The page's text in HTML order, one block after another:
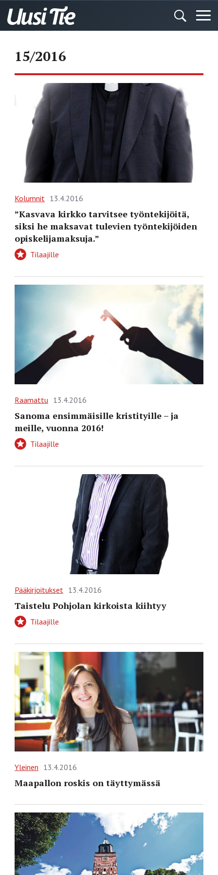
15/2016
Kolumnit 13.4.2016
”Kasvava kirkko tarvitsee työntekijöitä,
siksi he maksavat tulevien työntekijöiden
opiskelijamaksuja.”
Tilaajille
Raamattu 13.4.2016
Sanoma ensimmäisille kristityille – ja
meille, vuonna 2016!
Tilaajille
Pääkirjoitukset 13.4.2016
Taistelu Pohjolan kirkoista kiihtyy
Tilaajille
Yleinen 13.4.2016
Maapallon roskis on täyttymässä